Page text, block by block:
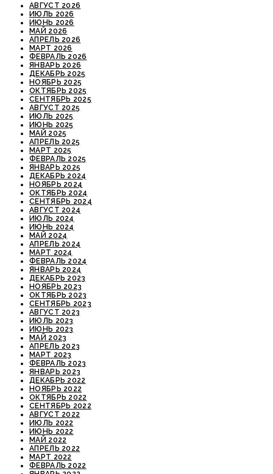
АВГУСТ 2026
ИЮЛЬ 2026
ИЮНЬ 2026
МАЙ 2026
АПРЕЛЬ 2026
МАРТ 2026
ФЕВРАЛЬ 2026
ЯНВАРЬ 2026
ДЕКАБРЬ 2025
НОЯБРЬ 2025
ОКТЯБРЬ 2025
СЕНТЯБРЬ 2025
АВГУСТ 2025
ИЮЛЬ 2025
ИЮНЬ 2025
МАЙ 2025
АПРЕЛЬ 2025
МАРТ 2025
ФЕВРАЛЬ 2025
ЯНВАРЬ 2025
ДЕКАБРЬ 2024
НОЯБРЬ 2024
ОКТЯБРЬ 2024
СЕНТЯБРЬ 2024
АВГУСТ 2024
ИЮЛЬ 2024
ИЮНЬ 2024
МАЙ 2024
АПРЕЛЬ 2024
МАРТ 2024
ФЕВРАЛЬ 2024
ЯНВАРЬ 2024
ДЕКАБРЬ 2023
НОЯБРЬ 2023
ОКТЯБРЬ 2023
СЕНТЯБРЬ 2023
АВГУСТ 2023
ИЮЛЬ 2023
ИЮНЬ 2023
МАЙ 2023
АПРЕЛЬ 2023
МАРТ 2023
ФЕВРАЛЬ 2023
ЯНВАРЬ 2023
ДЕКАБРЬ 2022
НОЯБРЬ 2022
ОКТЯБРЬ 2022
СЕНТЯБРЬ 2022
АВГУСТ 2022
ИЮЛЬ 2022
ИЮНЬ 2022
МАЙ 2022
АПРЕЛЬ 2022
МАРТ 2022
ФЕВРАЛЬ 2022